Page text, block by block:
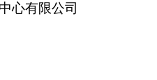
心有限公司